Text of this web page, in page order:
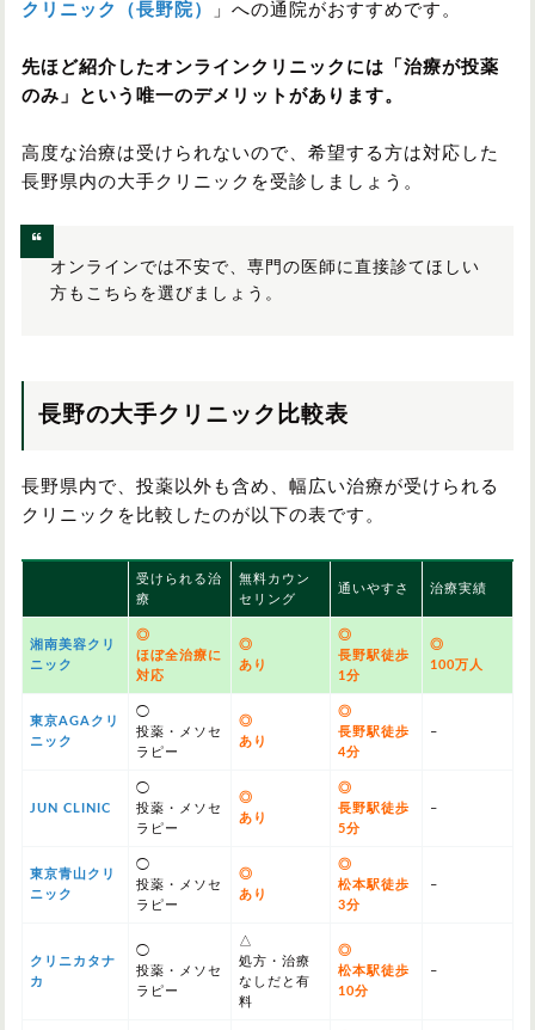
クリニック（長野院）
」への通院がおすすめです。
先ほど紹介したオンラインクリニックには「治療が投薬
のみ」という唯一のデメリットがあります。
高度な治療は受けられないので、希望する方は対応した
長野県内の大手クリニックを受診しましょう。
オンラインでは不安で、専門の医師に直接診てほしい
方もこちらを選びましょう。
長野の大手クリニック比較表
長野県内で、投薬以外も含め、幅広い治療が受けられる
クリニックを比較したのが以下の表です。
受けられる治
療
無料カウン
セリング
通いやすさ 治療実績
湘南美容クリ
ニック
◎
ほぼ全治療に
対応
◎
あり
◎
長野駅徒歩
1分
◎
100万人
東京AGAクリ
ニック
◯
投薬・メソセ
ラピー
◎
あり
◎
長野駅徒歩
4分
–
JUN CLINIC
◯
投薬・メソセ
ラピー
◎
あり
◎
長野駅徒歩
5分
–
東京青山クリ
ニック
◯
投薬・メソセ
ラピー
◎
あり
◎
松本駅徒歩
3分
–
クリニカタナ
カ
◯
投薬・メソセ
ラピー
△
処方・治療
なしだと有
料
◎
松本駅徒歩
10分
–